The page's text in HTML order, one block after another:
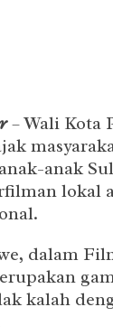
– Wali Kota
anak
lokal
dalam
kalah